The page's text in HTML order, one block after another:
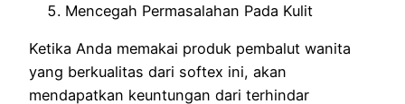
Mencegah Permasalahan Pada Kulit
Ketika Anda memakai produk pembalut wanita
yang berkualitas dari softex ini, akan
mendapatkan keuntungan dari terhindar